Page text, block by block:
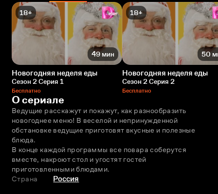
18+
49 мин
Новогодняя неделя еды
Сезон 2 Серия 1
Бесплатно
18+
50
Новогодняя неделя еды
Сезон 2 Серия 2
Бесплатно
О сериале
Ведущие расскажут и покажут, как разнообразить
новогоднее меню! В веселой и непринужденной
обстановке ведущие приготовят вкусные и полезные
блюда.
В конце каждой программы все повара соберутся
вместе, накроют стол и угостят гостей
приготовленными блюдами.
Страна
Россия